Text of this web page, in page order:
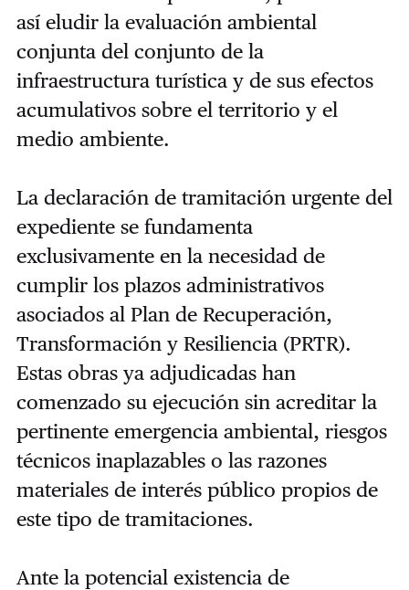
así eludir la evaluación ambiental
conjunta del conjunto de la
infraestructura turística y de sus efectos
acumulativos sobre el territorio y el
medio ambiente.
La declaración de tramitación urgente del
expediente se fundamenta
exclusivamente en la necesidad de
cumplir los plazos administrativos
asociados al Plan de Recuperación,
Transformación y Resiliencia (PRTR).
Estas obras ya adjudicadas han
comenzado su ejecución sin acreditar la
pertinente emergencia ambiental, riesgos
técnicos inaplazables o las razones
materiales de interés público propios de
este tipo de tramitaciones.
Ante la potencial existencia de